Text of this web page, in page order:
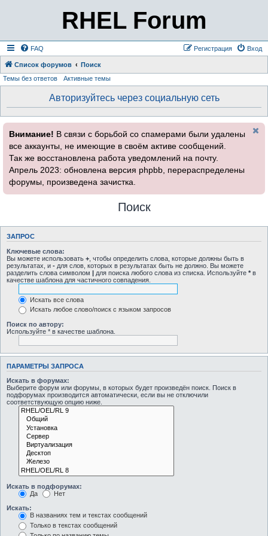
RHEL Forum
FAQ Вход
Регистрация
Список форумов
Поиск
Темы без ответов
Активные темы
Авторизуйтесь через социальную сеть
Внимание! В связи с борьбой со спамерами были удалены
все аккаунты, не имеющие в своём активе сообщений.
Так же восстановлена работа уведомлений на почту.
Апрель 2023: обновлена версия phpbb, перераспределены
форумы, произведена зачистка.
Поиск
ЗАПРОС
Ключевые слова:
Вы можете использовать + , чтобы определить слова, которые должны быть в
результатах, и - для слов, которых в результатах быть не должно. Вы можете
разделить слова символом | для поиска любого слова из списка. Используйте * в
качестве шаблона для частичного совпадения.
Искать все слова
Искать любое слово/поиск с языком запросов
Поиск по автору:
Используйте * в качестве шаблона.
ПАРАМЕТРЫ ЗАПРОСА
Искать в форумах:
Выберите форум или форумы, в которых будет произведён поиск. Поиск в
подфорумах производится автоматически, если вы не отключили
соответствующую опцию ниже.
Искать в подфорумах:
Да
Нет
Искать:
В названиях тем и текстах сообщений
Только в текстах сообщений